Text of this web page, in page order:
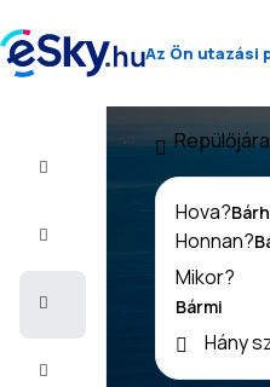
Az Ön utazási
Hova?
Honnan?
Mikor?
Hány